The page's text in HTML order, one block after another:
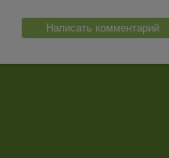
Написать комментарий